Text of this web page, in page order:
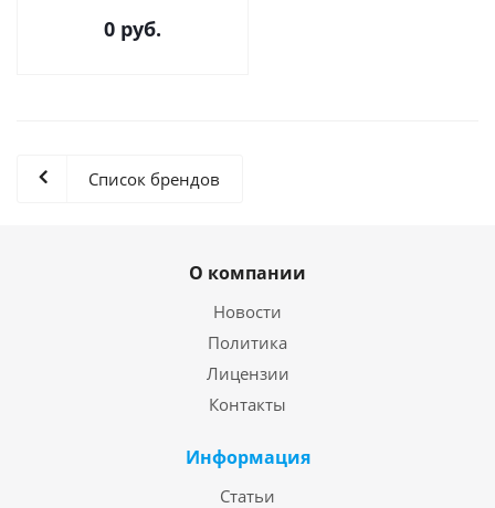
0 руб.
Список брендов
О компании
Новости
Политика
Лицензии
Контакты
Информация
Статьи